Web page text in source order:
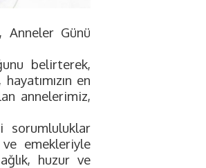
Anneler Günü
belirterek,
en
annelerimiz,
sorumluluklar
emekleriyle
huzur ve